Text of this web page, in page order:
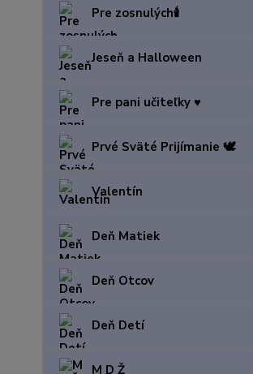
Pre zosnulých🕯️
Jeseň a Halloween
Pre pani učiteľky ♥️
Prvé Sväté Prijímanie 🕊️
Valentín
Deň Matiek
Deň Otcov
Deň Detí
M D Ž